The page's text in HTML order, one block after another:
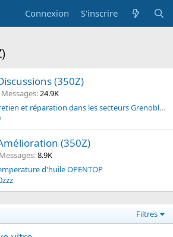
Connexion S'inscrire
(350Z)
Messages 24.9K
Garage pour entretien et réparation dans les secteurs Grenoble ou Lyon
(350Z)
Messages 8.9K
d'huile OPENTOP
Filtres